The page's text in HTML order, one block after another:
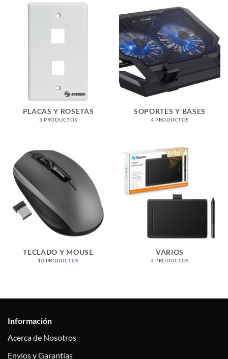
PLACAS Y ROSETAS
3 PRODUCTOS
SOPORTES Y BASES
4 PRODUCTOS
TECLADO Y MOUSE
10 PRODUCTOS
VARIOS
4 PRODUCTOS
Información
Acerca de Nosotros
Envíos y Garantías